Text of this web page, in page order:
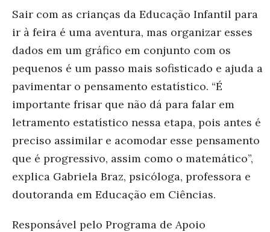
Sair com as crianças da Educação Infantil para
ir à feira é uma aventura, mas organizar esses
dados em um gráfico em conjunto com os
pequenos é um passo mais sofisticado e ajuda a
pavimentar o pensamento estatístico. “É
importante frisar que não dá para falar em
letramento estatístico nessa etapa, pois antes é
preciso assimilar e acomodar esse pensamento
que é progressivo, assim como o matemático”,
explica Gabriela Braz, psicóloga, professora e
doutoranda em Educação em Ciências.
Responsável pelo Programa de Apoio